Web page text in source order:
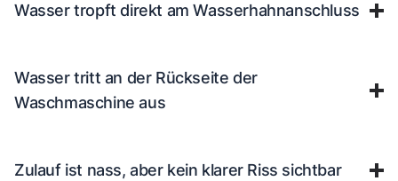
Wasser tropft direkt am Wasserhahnanschluss
Wasser tritt an der Rückseite der
Waschmaschine aus
Zulauf ist nass, aber kein klarer Riss sichtbar